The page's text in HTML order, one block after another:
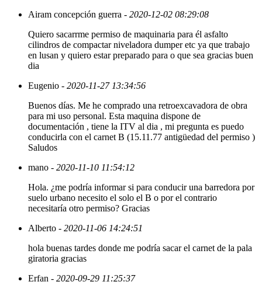
Airam concepción guerra - 2020-12-02 08:29:08
Quiero sacarrme permiso de maquinaria para él asfalto
cilindros de compactar niveladora dumper etc ya que trabajo
en lusan y quiero estar preparado para o que sea gracias buen
dia
Eugenio - 2020-11-27 13:34:56
Buenos días. Me he comprado una retroexcavadora de obra
para mi uso personal. Esta maquina dispone de
documentación , tiene la ITV al dia , mi pregunta es puedo
conducirla con el carnet B (15.11.77 antigüedad del permiso )
Saludos
mano - 2020-11-10 11:54:12
Hola. ¿me podría informar si para conducir una barredora por
suelo urbano necesito el solo el B o por el contrario
necesitaría otro permiso? Gracias
Alberto - 2020-11-06 14:24:51
hola buenas tardes donde me podría sacar el carnet de la pala
giratoria gracias
Erfan - 2020-09-29 11:25:37